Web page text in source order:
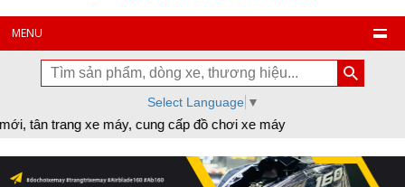
MENU
Select Language ▼
chơi xe máy